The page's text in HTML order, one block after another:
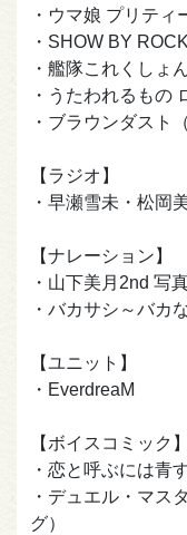
・ウマ娘 プリティ
・SHOW BY
・艦隊これくしょ
・うたわれるもの
・ブラウンダスト
【ラジオ】
・早瀬雪未・松岡
【ナレーション】
・山下美月2nd 写
・バカサシ～バカ
【ユニット】
・EverdreaM
【ボイスコミック】
・恋と呼ぶには青
・デュエル・マス
グ）